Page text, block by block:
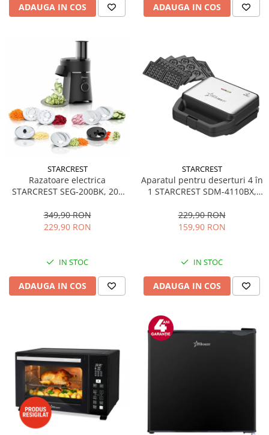
ADAUGA IN COS ADAUGA IN COS
STARCREST
Razatoare electrica
STARCREST SEG-200BK, 200
349,90 RON
229,90 RON
IN STOC
ADAUGA IN COS
STARCREST
Aparatul pentru deserturi 4 în
1 STARCREST SDM-4110BX,
invelis ceramic pentru vafe,
nuci, gogosi si smile
229,90 RON
159,90 RON
IN STOC
ADAUGA IN COS